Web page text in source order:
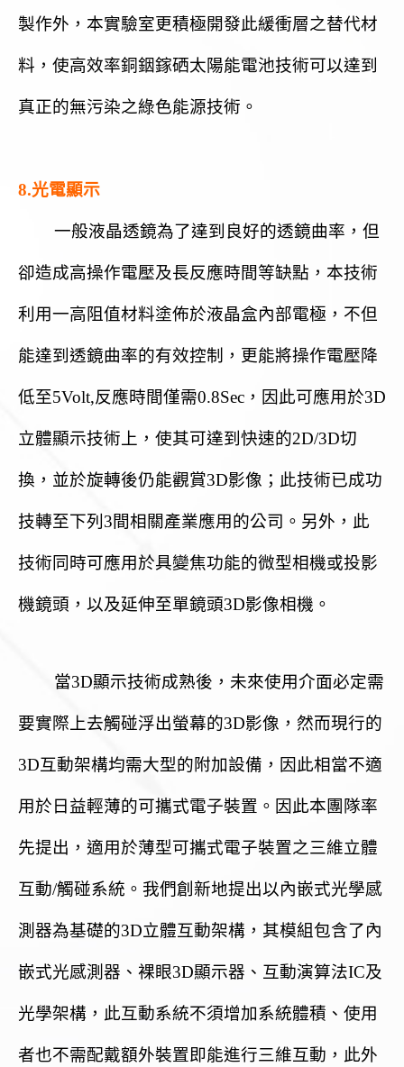
製作外，本實驗室更積極開發此緩衝層之替代材
料，使高效率銅銦鎵硒太陽能電池技術可以達到
真正的無污染之綠色能源技術。
8.光電顯示
一般液晶透鏡為了達到良好的透鏡曲率，但
卻造成高操作電壓及長反應時間等缺點，本技術
利用一高阻值材料塗佈於液晶盒內部電極，不但
能達到透鏡曲率的有效控制，更能將操作電壓降
低至5Volt,反應時間僅需0.8Sec，因此可應用於3D
立體顯示技術上，使其可達到快速的2D/3D切
換，並於旋轉後仍能觀賞3D影像；此技術已成功
技轉至下列3間相關產業應用的公司。另外，此
技術同時可應用於具變焦功能的微型相機或投影
機鏡頭，以及延伸至單鏡頭3D影像相機。
當3D顯示技術成熟後，未來使用介面必定需
要實際上去觸碰浮出螢幕的3D影像，然而現行的
3D互動架構均需大型的附加設備，因此相當不適
用於日益輕薄的可攜式電子裝置。因此本團隊率
先提出，適用於薄型可攜式電子裝置之三維立體
互動/觸碰系統。我們創新地提出以內嵌式光學感
測器為基礎的3D立體互動架構，其模組包含了內
嵌式光感測器、裸眼3D顯示器、互動演算法IC及
光學架構，此互動系統不須增加系統體積、使用
者也不需配戴額外裝置即能進行三維互動，此外